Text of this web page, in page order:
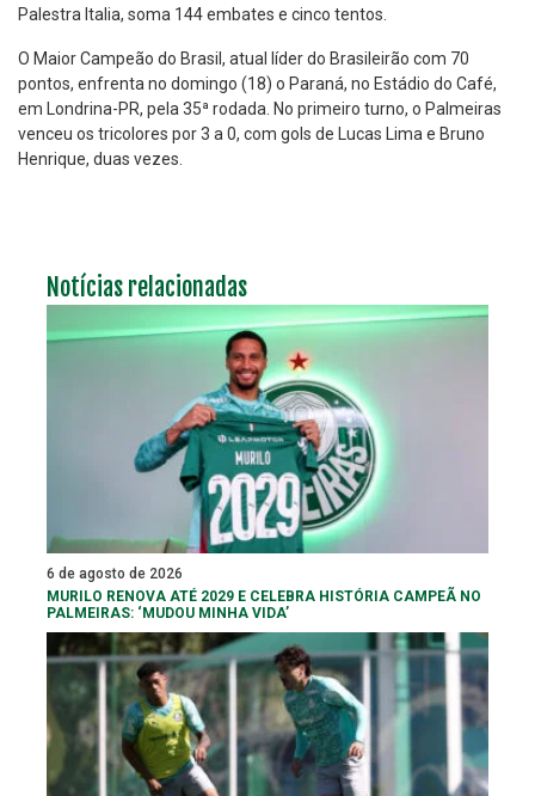
Palestra Italia, soma 144 embates e cinco tentos.
O Maior Campeão do Brasil, atual líder do Brasileirão com 70
pontos, enfrenta no domingo (18) o Paraná, no Estádio do Café,
em Londrina-PR, pela 35ª rodada. No primeiro turno, o Palmeiras
venceu os tricolores por 3 a 0, com gols de Lucas Lima e Bruno
Henrique, duas vezes.
Notícias relacionadas
6 de agosto de 2026
MURILO RENOVA ATÉ 2029 E CELEBRA HISTÓRIA CAMPEÃ NO
PALMEIRAS: ‘MUDOU MINHA VIDA’